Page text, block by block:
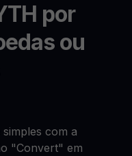
por
ou
com a
"Convert" em